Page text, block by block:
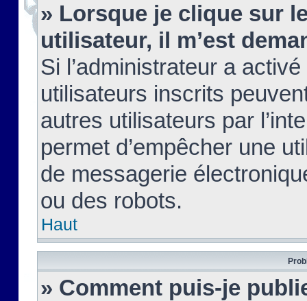
» Lorsque je clique sur
utilisateur, il m’est
Si l’administrateur a
utilisateurs inscrits
autres utilisateurs par
permet d’empêcher une
de messagerie
ou des robots.
Haut
» Comment puis-je